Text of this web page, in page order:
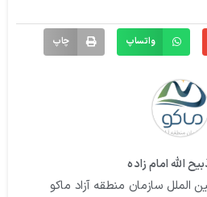
واتساپ چاپ
الله امام زاده
الملل سازمان منطقه آزاد ماکو